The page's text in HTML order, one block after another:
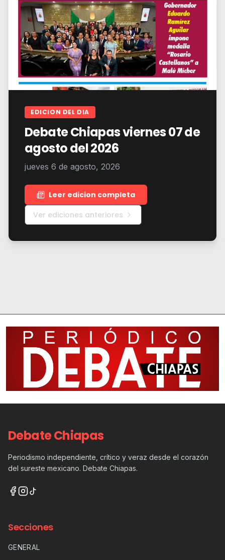
EDICION DEL DIA
Debate Chiapas viernes 07 de
agosto del 2026
jueves 6 de agosto, 2026
Leer edicion completa
Ver ediciones anteriores
Debate Chiapas
Periodismo independiente, crítico y veraz desde el corazón
del sureste mexicano. Debate Chiapas.
Secciones
GENERAL